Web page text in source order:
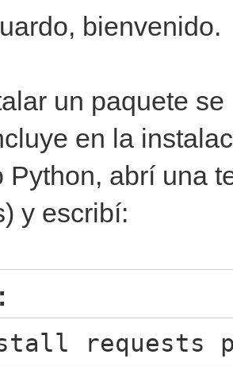
bienvenido.
un paquete
en la
Python, abrí una
y escribí:
requests